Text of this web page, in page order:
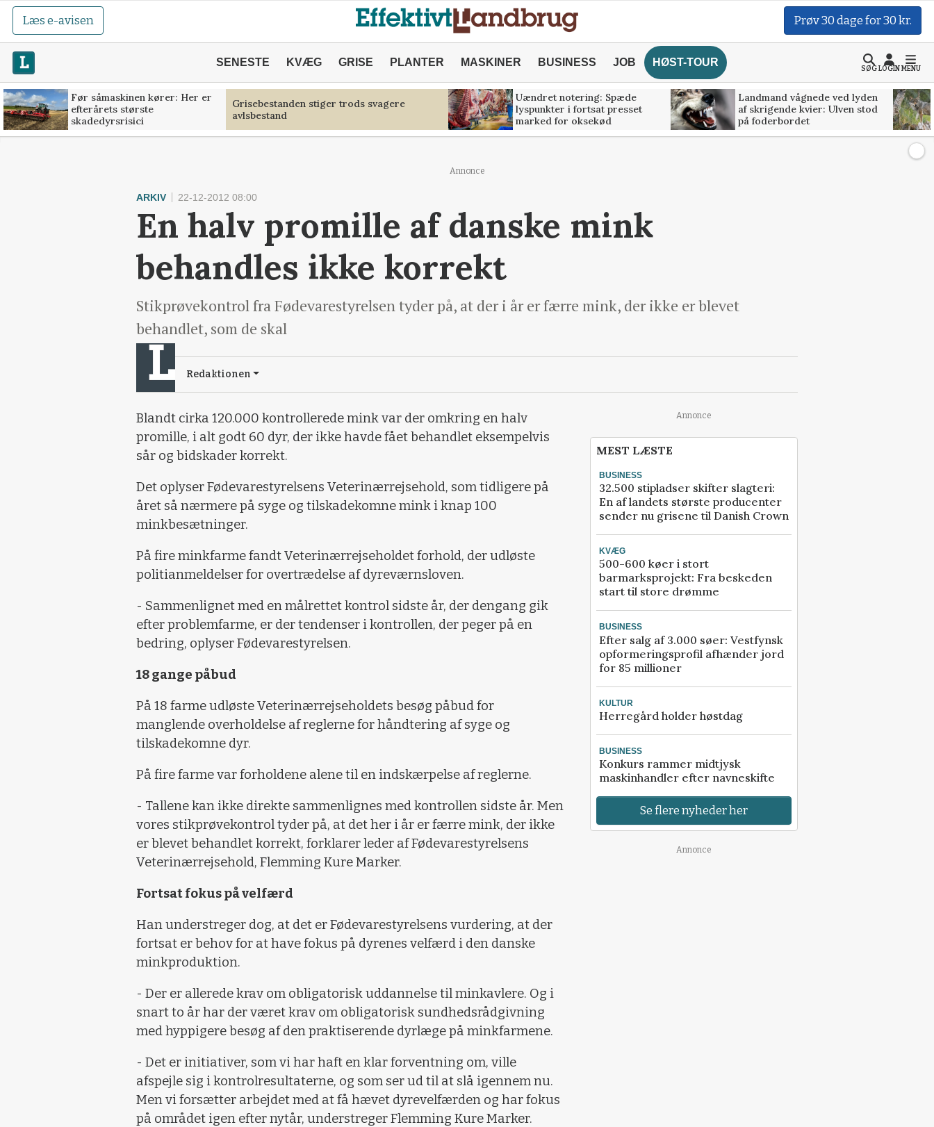
Læs e-avisen Prøv 30 dage for 30 kr.
SENESTE KVÆG GRISE PLANTER MASKINER BUSINESS JOB HØST-TOUR
SØGLOGINMENU
Før såmaskinen kører: Her er
efterårets største
skadedyrsrisici
Grisebestanden stiger trods svagere
avlsbestand
Uændret notering: Spæde
lyspunkter i fortsat presset
marked for oksekød
Landmand vågnede ved lyden
af skrigende kvier: Ulven stod
på foderbordet
Annonce
ARKIV 22-12-2012 08:00
En halv promille af danske mink
behandles ikke korrekt
Stikprøvekontrol fra Fødevarestyrelsen tyder på, at der i år er færre mink, der ikke er blevet
behandlet, som de skal
Redaktionen
Blandt cirka 120.000 kontrollerede mink var der omkring en halv
promille, i alt godt 60 dyr, der ikke havde fået behandlet eksempelvis
sår og bidskader korrekt.
Det oplyser Fødevarestyrelsens Veterinærrejsehold, som tidligere på
året så nærmere på syge og tilskadekomne mink i knap 100
minkbesætninger.
På fire minkfarme fandt Veterinærrejseholdet forhold, der udløste
politianmeldelser for overtrædelse af dyreværnsloven.
- Sammenlignet med en målrettet kontrol sidste år, der dengang gik
efter problemfarme, er der tendenser i kontrollen, der peger på en
bedring, oplyser Fødevarestyrelsen.
18 gange påbud
På 18 farme udløste Veterinærrejseholdets besøg påbud for
manglende overholdelse af reglerne for håndtering af syge og
tilskadekomne dyr.
På fire farme var forholdene alene til en indskærpelse af reglerne.
- Tallene kan ikke direkte sammenlignes med kontrollen sidste år. Men
vores stikprøvekontrol tyder på, at det her i år er færre mink, der ikke
er blevet behandlet korrekt, forklarer leder af Fødevarestyrelsens
Veterinærrejsehold, Flemming Kure Marker.
Fortsat fokus på velfærd
Han understreger dog, at det er Fødevarestyrelsens vurdering, at der
fortsat er behov for at have fokus på dyrenes velfærd i den danske
minkproduktion.
- Der er allerede krav om obligatorisk uddannelse til minkavlere. Og i
snart to år har der været krav om obligatorisk sundhedsrådgivning
med hyppigere besøg af den praktiserende dyrlæge på minkfarmene.
- Det er initiativer, som vi har haft en klar forventning om, ville
afspejle sig i kontrolresultaterne, og som ser ud til at slå igennem nu.
Men vi forsætter arbejdet med at få hævet dyrevelfærden og har fokus
på området igen efter nytår, understreger Flemming Kure Marker.
Annonce
MEST LÆSTE
BUSINESS
32.500 stipladser skifter slagteri:
En af landets største producenter
sender nu grisene til Danish Crown
KVÆG
500-600 køer i stort
barmarksprojekt: Fra beskeden
start til store drømme
BUSINESS
Efter salg af 3.000 søer: Vestfynsk
opformeringsprofil afhænder jord
for 85 millioner
KULTUR
Herregård holder høstdag
BUSINESS
Konkurs rammer midtjysk
maskinhandler efter navneskifte
Se flere nyheder her
Annonce